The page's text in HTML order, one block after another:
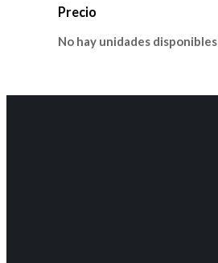
Precio
No hay unidades disponibles